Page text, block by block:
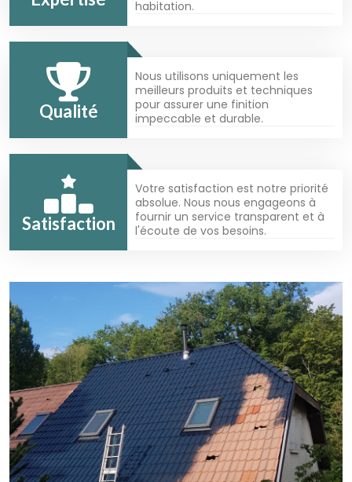
habitation.
Qualité
Nous utilisons uniquement les
meilleurs produits et techniques
pour assurer une finition
impeccable et durable.
Satisfaction
Votre satisfaction est notre priorité
absolue. Nous nous engageons à
fournir un service transparent et à
l'écoute de vos besoins.